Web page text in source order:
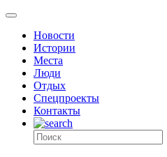
Новости
Истории
Места
Люди
Отдых
Спецпроекты
Контакты